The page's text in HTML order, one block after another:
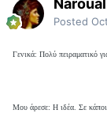
Posted
Γενικά: Πολύ πειραματικό
Μου άρεσε: Η ιδέα. Σε